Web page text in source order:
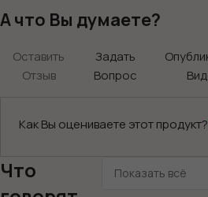
А что Вы думаете?
Оставить
Отзыв
Задать
Вопрос
Как Вы оцениваете этот продукт?
Что